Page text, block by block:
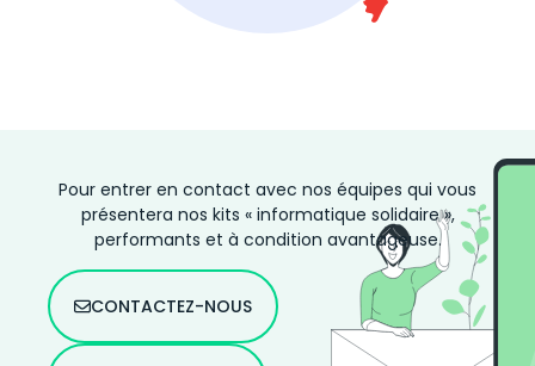
Pour entrer en contact avec nos équipes qui vous
présentera nos kits « informatique solidaire »,
performants et à condition avantageuse.
CONTACTEZ-NOUS